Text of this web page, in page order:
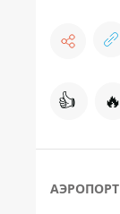
👍 🔥
АЭРОПОРТ